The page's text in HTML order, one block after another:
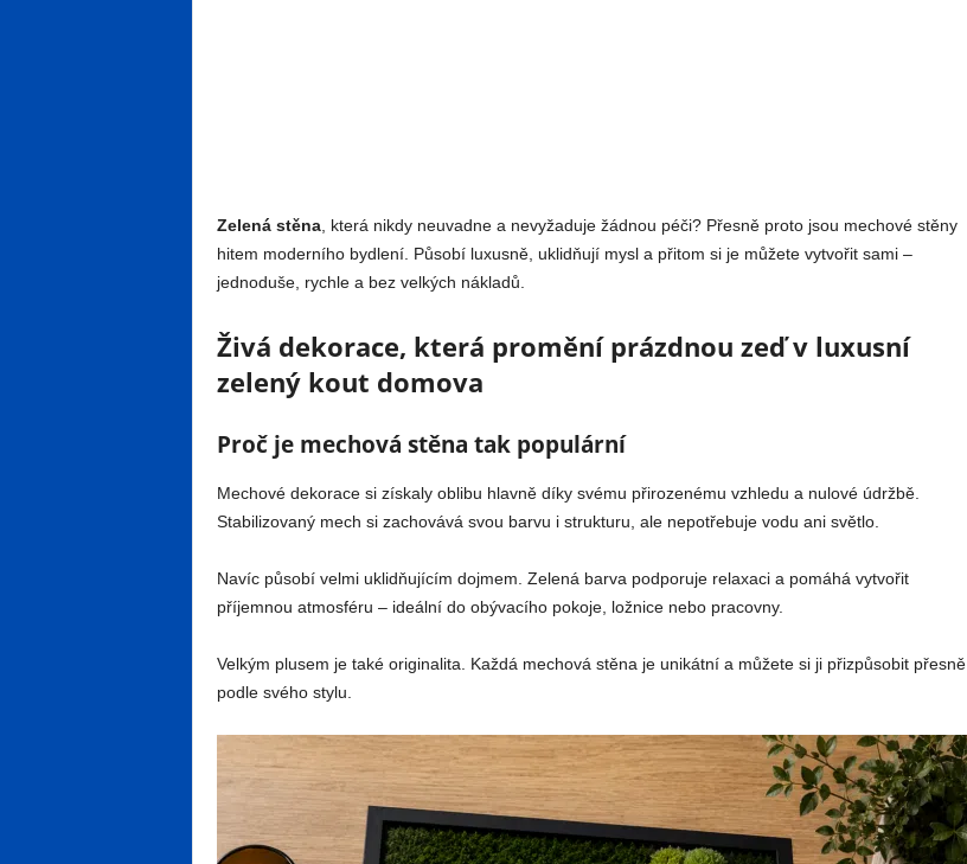
Zelená stěna, která nikdy neuvadne a nevyžaduje žádnou péči? Přesně proto jsou mechové stěny
hitem moderního bydlení. Působí luxusně, uklidňují mysl a přitom si je můžete vytvořit sami –
jednoduše, rychle a bez velkých nákladů.
Živá dekorace, která promění prázdnou zeď v luxusní
zelený kout domova
Proč je mechová stěna tak populární
Mechové dekorace si získaly oblibu hlavně díky svému přirozenému vzhledu a nulové údržbě.
Stabilizovaný mech si zachovává svou barvu i strukturu, ale nepotřebuje vodu ani světlo.
Navíc působí velmi uklidňujícím dojmem. Zelená barva podporuje relaxaci a pomáhá vytvořit
příjemnou atmosféru – ideální do obývacího pokoje, ložnice nebo pracovny.
Velkým plusem je také originalita. Každá mechová stěna je unikátní a můžete si ji přizpůsobit přesně
podle svého stylu.